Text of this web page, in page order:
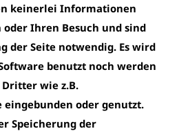
keinerlei Informationen
oder Ihren Besuch und sind
der Seite notwendig. Es wird
benutzt noch werden
wie z.B.
eingebunden oder genutzt.
Speicherung der